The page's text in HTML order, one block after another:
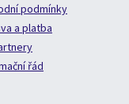
podmínky
a platba
řád